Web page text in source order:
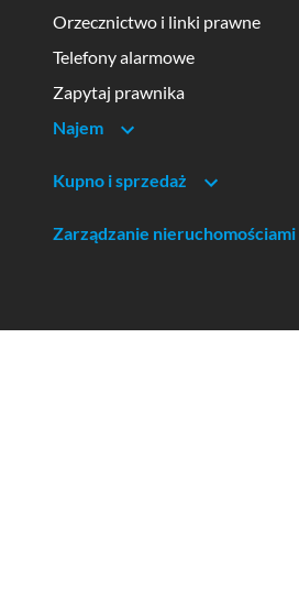
Orzecznictwo i linki prawne
Telefony alarmowe
Zapytaj prawnika
Najem
Kupno i sprzedaż
Zarządzanie nieruchomościami